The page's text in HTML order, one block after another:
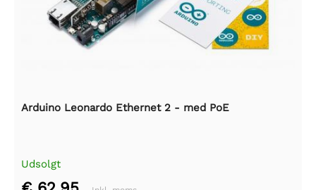
Arduino Leonardo Ethernet 2 - med PoE
Udsolgt